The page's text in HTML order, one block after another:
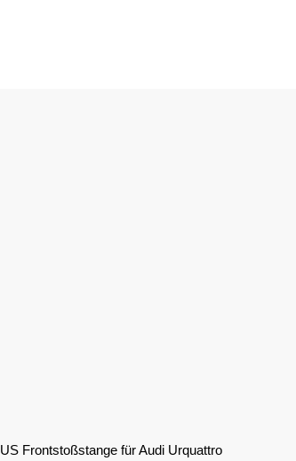
US Frontstoßstange für Audi Urquattro